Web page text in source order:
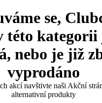
se,
této kategorii
nebo je již
vyprodáno
akcí navštivte naši Akční
alternativní produkty